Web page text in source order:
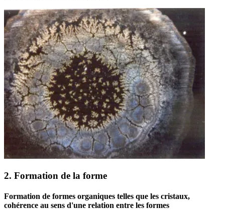
2. Formation de la forme
Formation de formes organiques telles que les cristaux,
cohérence au sens d'une relation entre les formes